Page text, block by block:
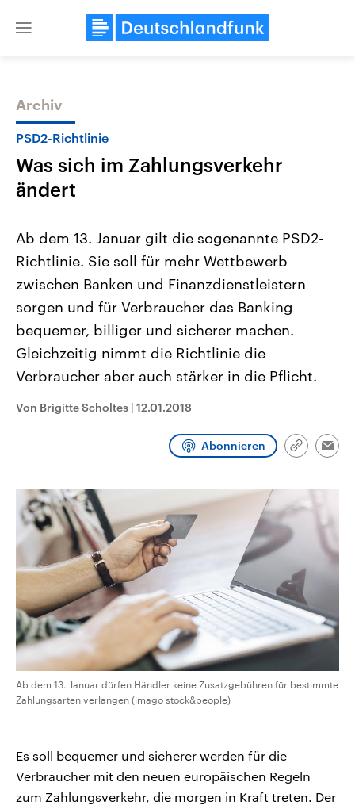
Close
Themen
Landtagswahl Sachsen-Anhalt
2026
Alle Informationen
Sachsen-Anhalt wählt am 6.
September 2026 einen neuen
Landtag. Seit 2021 wird das
Bundesland von einer Koalition aus
CDU, SPD und FDP regiert.-
Umfragen, Prognosen,
und Hintergründe zu den Parteien
und Kandidaten der anstehenden
USA
Aktuelle Beiträge,
Hintergründe
Wirtschaftlich und
gehören die Vereinigten
den mächtigsten Ländern
mit großem Einfluss auf
Sendungen Programm
Archiv
PSD2-Richtlinie
Was sich im Zahlungsverkehr
ändert
Ab dem 13. Januar gilt die sogenannte PSD2-
Richtlinie. Sie soll für mehr Wettbewerb
zwischen Banken und Finanzdienstleistern
sorgen und für Verbraucher das Banking
bequemer, billiger und sicherer machen.
Gleichzeitig nimmt die Richtlinie die
Verbraucher aber auch stärker in die Pflicht.
Von Brigitte Scholtes | 12.01.2018
Abonnieren
Link
Ab dem 13. Januar dürfen Händler keine Zusatzgebühren für bestimmte
Zahlungsarten verlangen (imago stock&people)
Es soll bequemer und sicherer werden für die
Verbraucher mit den neuen europäischen Regeln
zum Zahlungsverkehr, die morgen in Kraft treten. Der